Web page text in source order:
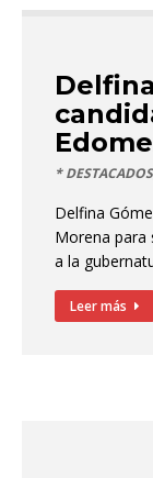
* DESTACADOS
Delfina
Morena para
a la
Leer más